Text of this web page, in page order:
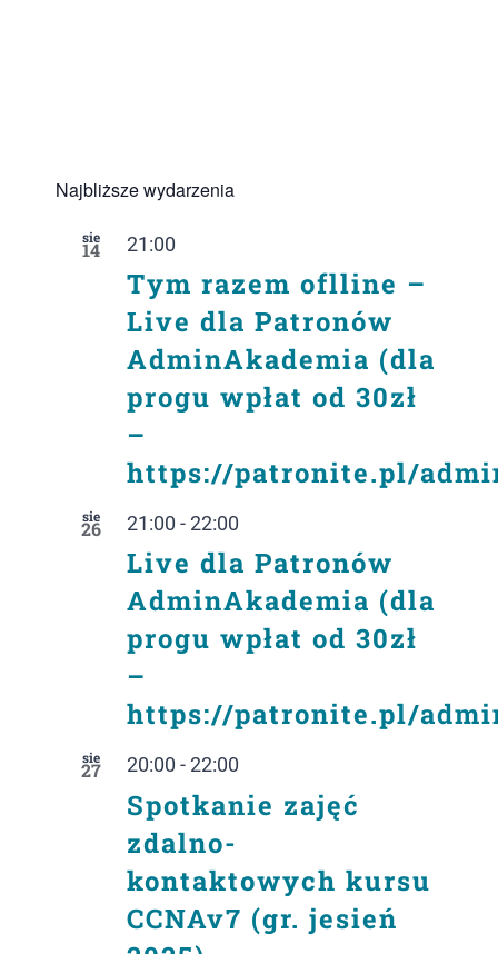
Najbliższe wydarzenia
sie
14 21:00
Tym razem oflline –
Live dla Patronów
AdminAkademia (dla
progu wpłat od 30zł
–
https://patronite.pl/
sie
26 21:00 - 22:00
Live dla Patronów
AdminAkademia (dla
progu wpłat od 30zł
–
https://patronite.pl/
sie
27 20:00 - 22:00
Spotkanie zajęć
zdalno-
kontaktowych kursu
CCNAv7 (gr. jesień